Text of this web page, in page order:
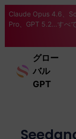
Claude Opus 4.6、
Pro、GPT 5.2...すべ
グロー
バル
GPT